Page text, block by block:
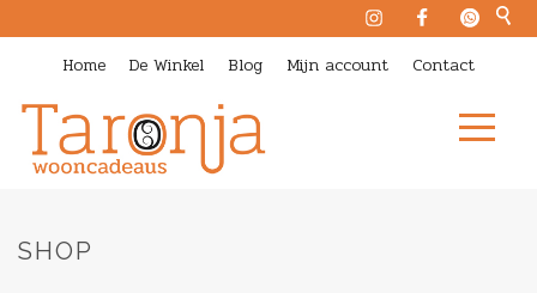
Home De Winkel Blog Mijn account Contact
SHOP